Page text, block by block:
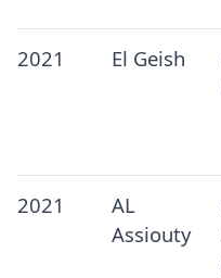
2021 El Geish
2021
AL
Assiouty